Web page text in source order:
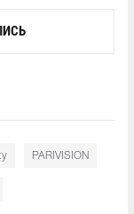
PARIVISION